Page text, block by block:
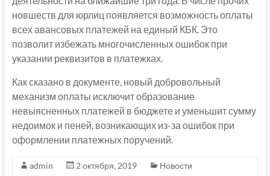
новшеств для юрлиц появляется возможность оплаты
всех авансовых платежей на единый КБК. Это
позволит избежать многочисленных ошибок при
указании реквизитов в платежках.
Как сказано в документе, новый добровольный
механизм оплаты исключит образование
невыясненных платежей в бюджете и уменьшит сумму
недоимок и пеней, возникающих из-за ошибок при
оформлении платежных поручений.
admin 2 октября, 2019
Новости